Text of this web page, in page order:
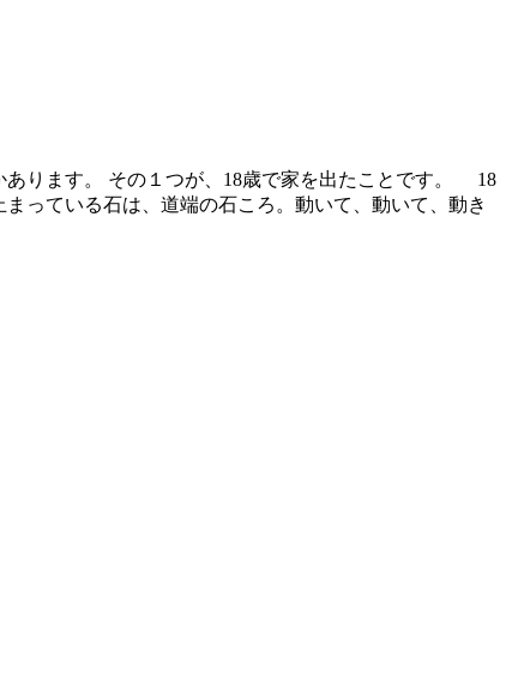
ります。 その１つが、18歳で家を出たことです。 18
っている石は、道端の石ころ。動いて、動いて、動き